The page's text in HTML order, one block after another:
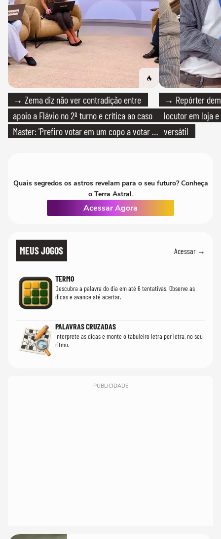
→ Zema diz não ver contradição entre
apoio a Flávio no 2º turno e crítica ao caso
Master: 'Prefiro votar em um copo a votar no
→ Repórter
locutor em loja
versátil
Quais segredos os astros revelam para o seu futuro? Conheça
o Terra Astral.
Acessar Agora
MEUS JOGOS Acessar →
TERMO
Descubra a palavra do dia em até 6 tentativas. Observe as
dicas e avance até acertar.
PALAVRAS CRUZADAS
Interprete as dicas e monte o tabuleiro letra por letra, no seu
ritmo.
PUBLICIDADE